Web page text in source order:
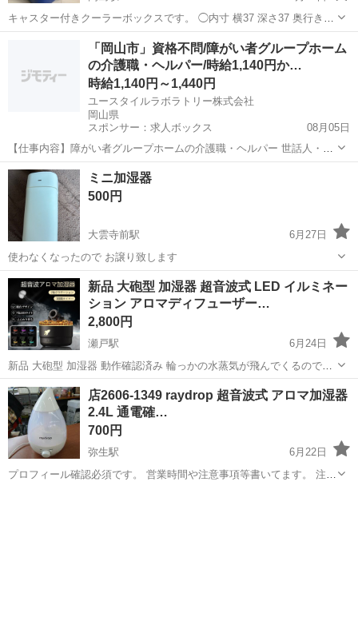
キャスター付きクーラーボックスです。 ◯内寸 横37 深さ37 奥行き22
◯外寸 横45 高さ45 奥行き33 ※2リットルのペットボトルが6本入ると
思います。 指定した所に来てくださる方 宜しくお願い致します。
高島駅 季節、空調家電 クーラーボックス
「岡山市」資格不問/障がい者グループホーム
の介護職・ヘルパー/時給1,140円か…
時給1,140円～1,440円
ユースタイルラボラトリー株式会社
岡山県
スポンサー：求人ボックス
08月05日
【仕事内容】障がい者グループホームの介護職・ヘルパー 世話人・生
活支援員としての業務を行っていただきます。 <主な業務内容> お食
事の準備 食事・入浴・就寝の支援 日常生活の相談業務 健康管理、記
録 就業支援施設への送り出し など...
アルバイト・パート
ミニ加湿器
500円
大雲寺前駅
6月27日
使わなくなったので お譲り致します
岡山 岡山市 大雲寺前駅 季節、空調家電 譲り
新品 大砲型 加湿器 超音波式 LED イルミネー
ション アロマディフューザー…
2,800円
瀬戸駅
6月24日
新品 大砲型 加湿器 動作確認済み 輪っかの水蒸気が飛んでくるので面
白いです。 ペットやお子様、大人の方も楽しめるかと思います。 電源
はUSB給電ですので、コンセントの無い車等でもご使用頂けます。 自
宅保管品で有る事をご理解...
岡山 赤磐市 季節、空調家電 バズーカー
店2606-1349 raydrop 超音波式 アロマ加湿器
2.4L 通電確…
700円
弥生駅
6月22日
プロフィール確認必須です。 営業時間や注意事項等書いてます。 注意